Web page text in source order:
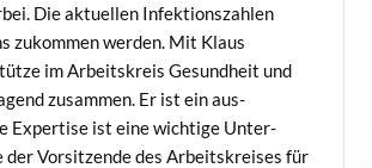
Die aktuellen Infek­tion­szahlen
zukom­men wer­den. Mit Klaus
im Arbeit­skreis Gesund­heit und
zusam­men. Er ist ein aus­
Exper­tise ist eine wichtige Unter­
Vor­sitzende des Arbeit­skreis­es für